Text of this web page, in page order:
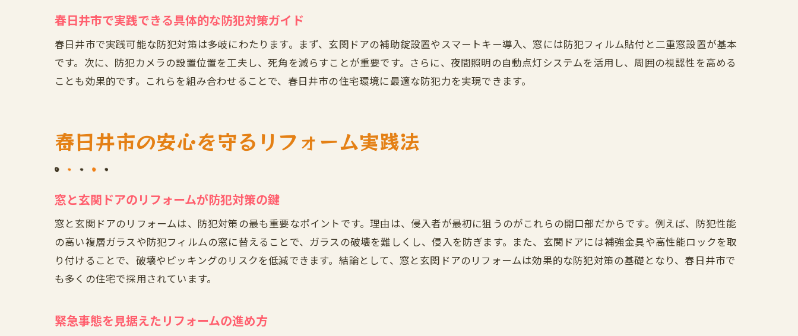
家族を守る春日井市の防災と防犯の知恵
防犯対策の基本と春日井市での活用法
窓・玄関リフォームが家族の安心に直結
春日井市で安心を手に入れるリフォーム戦略
玄関リフォームで高まる緊急時の安心感
窓と合わせた補強が被害防止につながる
春日井市で増える玄関ドア補強の実例紹介
春日井市で実践できる具体的な防犯対策ガイド
春日井市で実践可能な防犯対策は多岐にわたります。まず、玄関ドアの補助錠設置やスマートキー導入、窓には防犯フィルム貼付と二重窓設置が基本
です。次に、防犯カメラの設置位置を工夫し、死角を減らすことが重要です。さらに、夜間照明の自動点灯システムを活用し、周囲の視認性を高める
ことも効果的です。これらを組み合わせることで、春日井市の住宅環境に最適な防犯力を実現できます。
春日井市の安心を守るリフォーム実践法
窓と玄関ドアのリフォームが防犯対策の鍵
窓と玄関ドアのリフォームは、防犯対策の最も重要なポイントです。理由は、侵入者が最初に狙うのがこれらの開口部だからです。例えば、防犯性能
の高い複層ガラスや防犯フィルムの窓に替えることで、ガラスの破壊を難しくし、侵入を防ぎます。また、玄関ドアには補強金具や高性能ロックを取
り付けることで、破壊やピッキングのリスクを低減できます。結論として、窓と玄関ドアのリフォームは効果的な防犯対策の基礎となり、春日井市で
も多くの住宅で採用されています。
緊急事態を見据えたリフォームの進め方